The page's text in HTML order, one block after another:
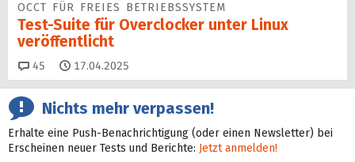
OCCT FÜR FREIES BETRIEBSSYSTEM
Test-Suite für Overclocker unter Linux
veröffentlicht
45 Kommentare
17.04.2025
Nichts mehr verpassen!
Erhalte eine Push-Benachrichtigung (oder einen Newsletter) bei
Erscheinen neuer Tests und Berichte: Jetzt anmelden!